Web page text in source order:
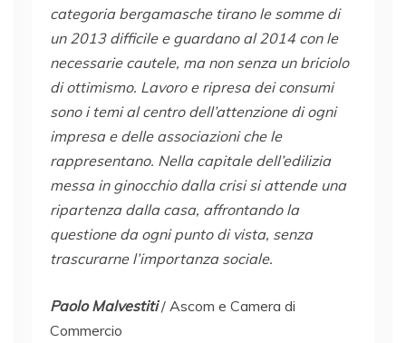
categoria bergamasche tirano le somme di
un 2013 difficile e guardano al 2014 con le
necessarie cautele, ma non senza un briciolo
di ottimismo. Lavoro e ripresa dei consumi
sono i temi al centro dell’attenzione di ogni
impresa e delle associazioni che le
rappresentano. Nella capitale dell’edilizia
messa in ginocchio dalla crisi si attende una
ripartenza dalla casa, affrontando la
questione da ogni punto di vista, senza
trascurarne l’importanza sociale.
Paolo Malvestiti/ Ascom e Camera di
Commercio